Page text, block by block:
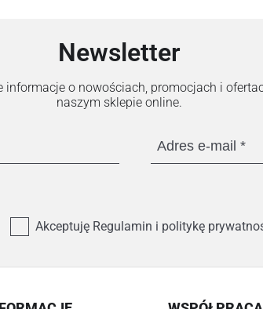
Newsletter
informacje o nowościach, promocjach i
naszym sklepie online.
Adres e-mail
Akceptuję Regulamin i politykę